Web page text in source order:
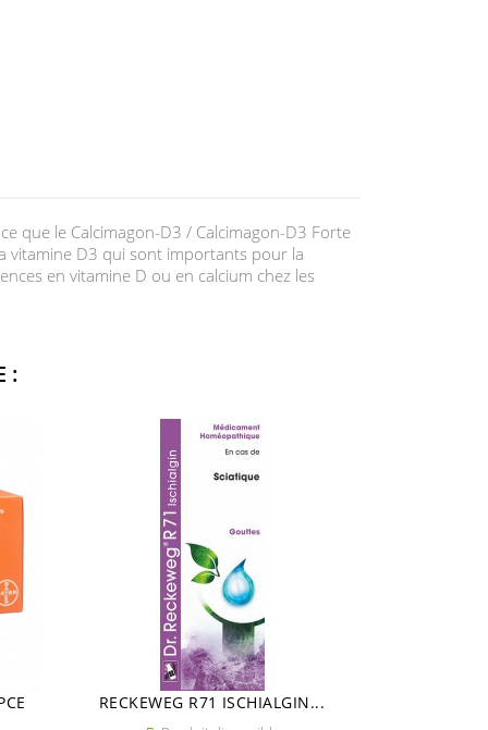
que le Calcimagon-D3 / Calcimagon-D3 Forte
vitamine D3 qui sont importants pour la
en vitamine D ou en calcium chez les
:
RECKEWEG R71 ISCHIALGIN...